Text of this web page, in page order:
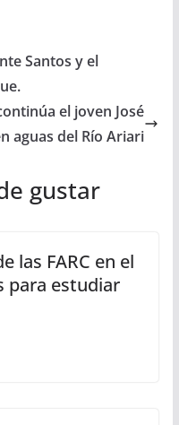
Santos y el
el joven José
aguas del Río Ariari
gustar
las FARC en el
para estudiar